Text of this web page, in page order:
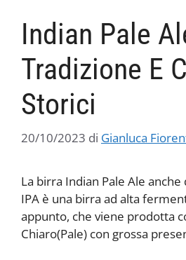
Indian Pale
Tradizione E
Storici
20/10/2023 di Gianluca
La birra Indian Pale Ale
IPA è una birra ad alta
appunto, che viene prodotta
Chiaro(Pale) con grossa